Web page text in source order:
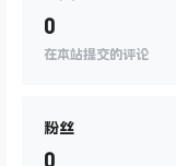
0
在本站提交的评论
粉丝
0